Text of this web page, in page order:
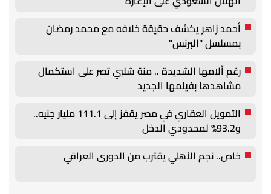
أحمد زاهر يكشف حقيقة خلافه مع محمد رمضان
بمسلسل "البرنس"
رغم آلامها الشديدة .. منة شلبي تصر على استكمال
مشاهدها بفيلمها الجديد
التمويل العقاري في مصر يقفز إلى 111.1 مليار جنيه..
و93.2% لمحدودي الدخل
خاص.. نجم الأهلي يقترب من الدورى العراقي